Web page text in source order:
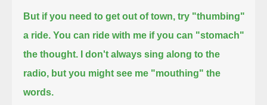
But if you need to get out of town, try "thumbing"
a ride. You can ride with me if you can "stomach"
the thought.
I don't always sing along to the
radio, but you might see me "mouthing" the
words.